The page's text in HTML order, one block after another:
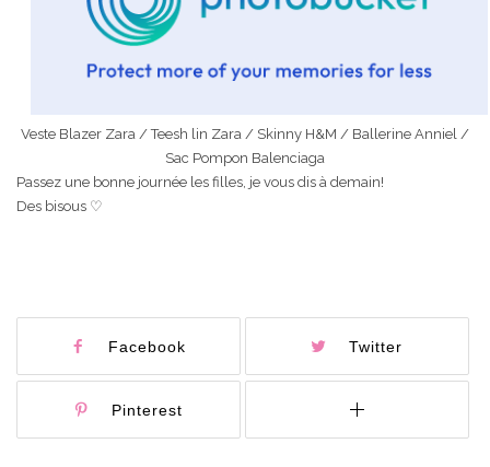
Veste Blazer Zara / Teesh lin Zara / Skinny H&M / Ballerine Anniel /
Sac Pompon Balenciaga
Passez une bonne journée les filles, je vous dis à demain!
Des bisous ♡
Facebook Twitter
Pinterest